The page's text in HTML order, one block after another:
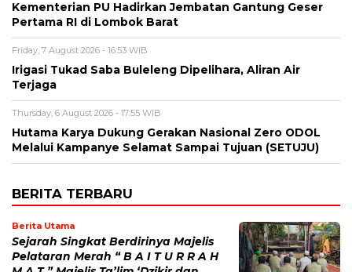
Kementerian PU Hadirkan Jembatan Gantung Geser
Pertama RI di Lombok Barat
Friday, 7 August 2026 - 16:53 WIB
Irigasi Tukad Saba Buleleng Dipelihara, Aliran Air
Terjaga
Thursday, 6 August 2026 - 17:55 WIB
Hutama Karya Dukung Gerakan Nasional Zero ODOL
Melalui Kampanye Selamat Sampai Tujuan (SETUJU)
BERITA TERBARU
Berita Utama
Sejarah Singkat Berdirinya Majelis
Pelataran Merah “ B A I T U R R A H